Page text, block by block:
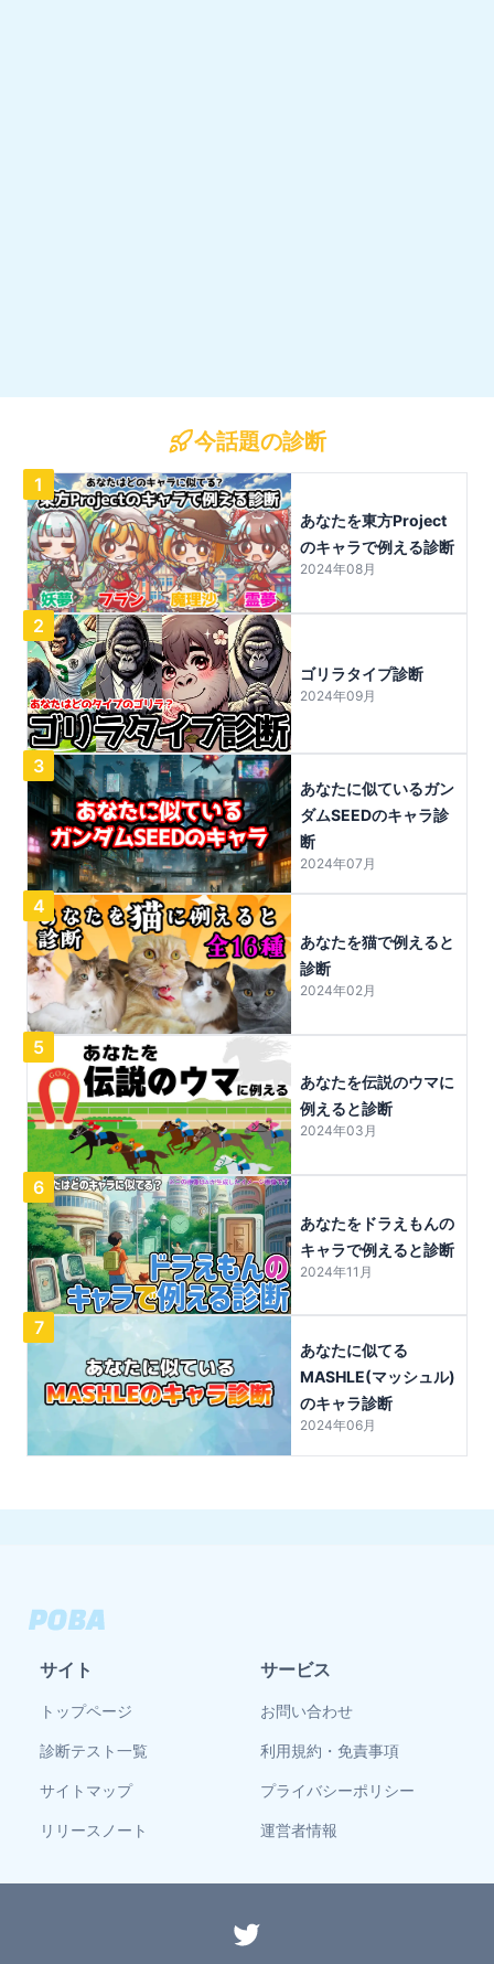
今話題の診断
1
あなたを東方Project
のキャラで例える診断
2024年08月
2
ゴリラタイプ診断
2024年09月
3
あなたに似ているガン
ダムSEEDのキャラ診
断
2024年07月
4
あなたを猫で例えると
診断
2024年02月
5
あなたを伝説のウマに
例えると診断
2024年03月
6
あなたをドラえもんの
キャラで例えると診断
2024年11月
7
あなたに似てる
MASHLE(マッシュル)
のキャラ診断
2024年06月
サイト
トップページ
診断テスト一覧
サイトマップ
リリースノート
サービス
お問い合わせ
利用規約・免責事項
プライバシーポリシー
運営者情報